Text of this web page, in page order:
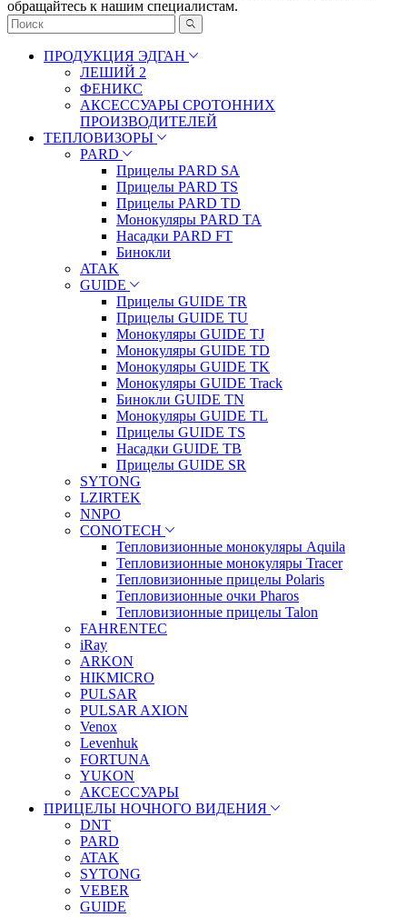
обращайтесь к нашим специалистам.
ПРОДУКЦИЯ ЭДГАН
ЛЕШИЙ 2
ФЕНИКС
АКСЕССУАРЫ СРОТОННИХ
ПРОИЗВОДИТЕЛЕЙ
ТЕПЛОВИЗОРЫ
PARD
Прицелы PARD SA
Прицелы PARD TS
Прицелы PARD TD
Монокуляры PARD TA
Насадки PARD FT
Бинокли
ATAK
GUIDE
Прицелы GUIDE TR
Прицелы GUIDE TU
Монокуляры GUIDE TJ
Монокуляры GUIDE TD
Монокуляры GUIDE TK
Монокуляры GUIDE Track
Бинокли GUIDE TN
Монокуляры GUIDE TL
Прицелы GUIDE TS
Насадки GUIDE TB
Прицелы GUIDE SR
SYTONG
LZIRTEK
NNPO
CONOTECH
Тепловизионные монокуляры Aquila
Тепловизионные монокуляры Tracer
Тепловизионные прицелы Polaris
Тепловизионные очки Pharos
Тепловизионные прицелы Talon
FAHRENTEC
iRay
ARKON
HIKMICRO
PULSAR
PULSAR AXION
Venox
Levenhuk
FORTUNA
YUKON
АКСЕССУАРЫ
ПРИЦЕЛЫ НОЧНОГО ВИДЕНИЯ
DNT
PARD
ATAK
SYTONG
VEBER
GUIDE